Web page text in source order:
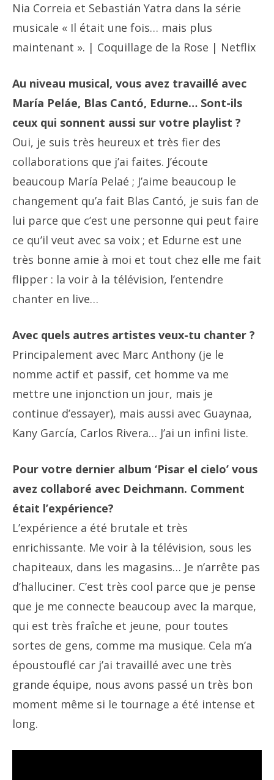
Nia Correia et Sebastián Yatra dans la série
musicale « Il était une fois… mais plus
maintenant ». | Coquillage de la Rose | Netflix
Au niveau musical, vous avez travaillé avec
María Peláe, Blas Cantó, Edurne… Sont-ils
ceux qui sonnent aussi sur votre playlist ?
Oui, je suis très heureux et très fier des
collaborations que j’ai faites. J’écoute
beaucoup María Pelaé ; J’aime beaucoup le
changement qu’a fait Blas Cantó, je suis fan de
lui parce que c’est une personne qui peut faire
ce qu’il veut avec sa voix ; et Edurne est une
très bonne amie à moi et tout chez elle me fait
flipper : la voir à la télévision, l’entendre
chanter en live…
Avec quels autres artistes veux-tu chanter ?
Principalement avec Marc Anthony (je le
nomme actif et passif, cet homme va me
mettre une injonction un jour, mais je
continue d’essayer), mais aussi avec Guaynaa,
Kany García, Carlos Rivera… J’ai un infini liste.
Pour votre dernier album ‘Pisar el cielo’ vous
avez collaboré avec Deichmann. Comment
était l’expérience?
L’expérience a été brutale et très
enrichissante. Me voir à la télévision, sous les
chapiteaux, dans les magasins… Je n’arrête pas
d’halluciner. C’est très cool parce que je pense
que je me connecte beaucoup avec la marque,
qui est très fraîche et jeune, pour toutes
sortes de gens, comme ma musique. Cela m’a
époustouflé car j’ai travaillé avec une très
grande équipe, nous avons passé un très bon
moment même si le tournage a été intense et
long.